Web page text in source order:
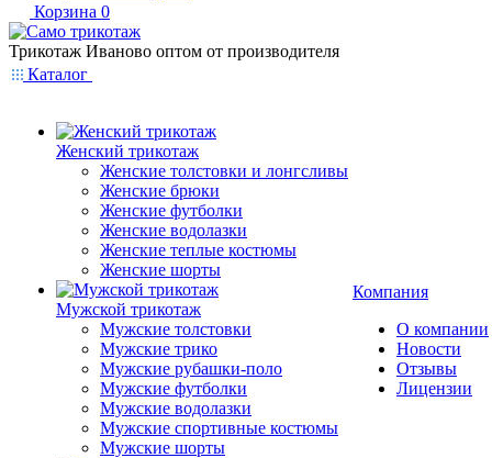
Корзина 0
Трикотаж Иваново оптом от производителя
Каталог
Женский трикотаж
Женские толстовки и лонгсливы
Женские брюки
Женские футболки
Женские водолазки
Женские теплые костюмы
Женские шорты
Мужской трикотаж
Мужские толстовки
Мужские трико
Мужские рубашки-поло
Мужские футболки
Мужские водолазки
Мужские спортивные костюмы
Мужские шорты
Компания
О компании
Новости
Отзывы
Лицензии